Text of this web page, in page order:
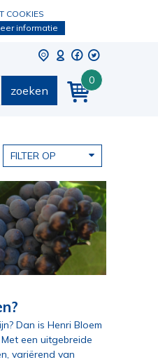
COOKIES
informatie
0
zoeken
FILTER OP
Dan is Henri Bloem
een uitgebreide
variërend van